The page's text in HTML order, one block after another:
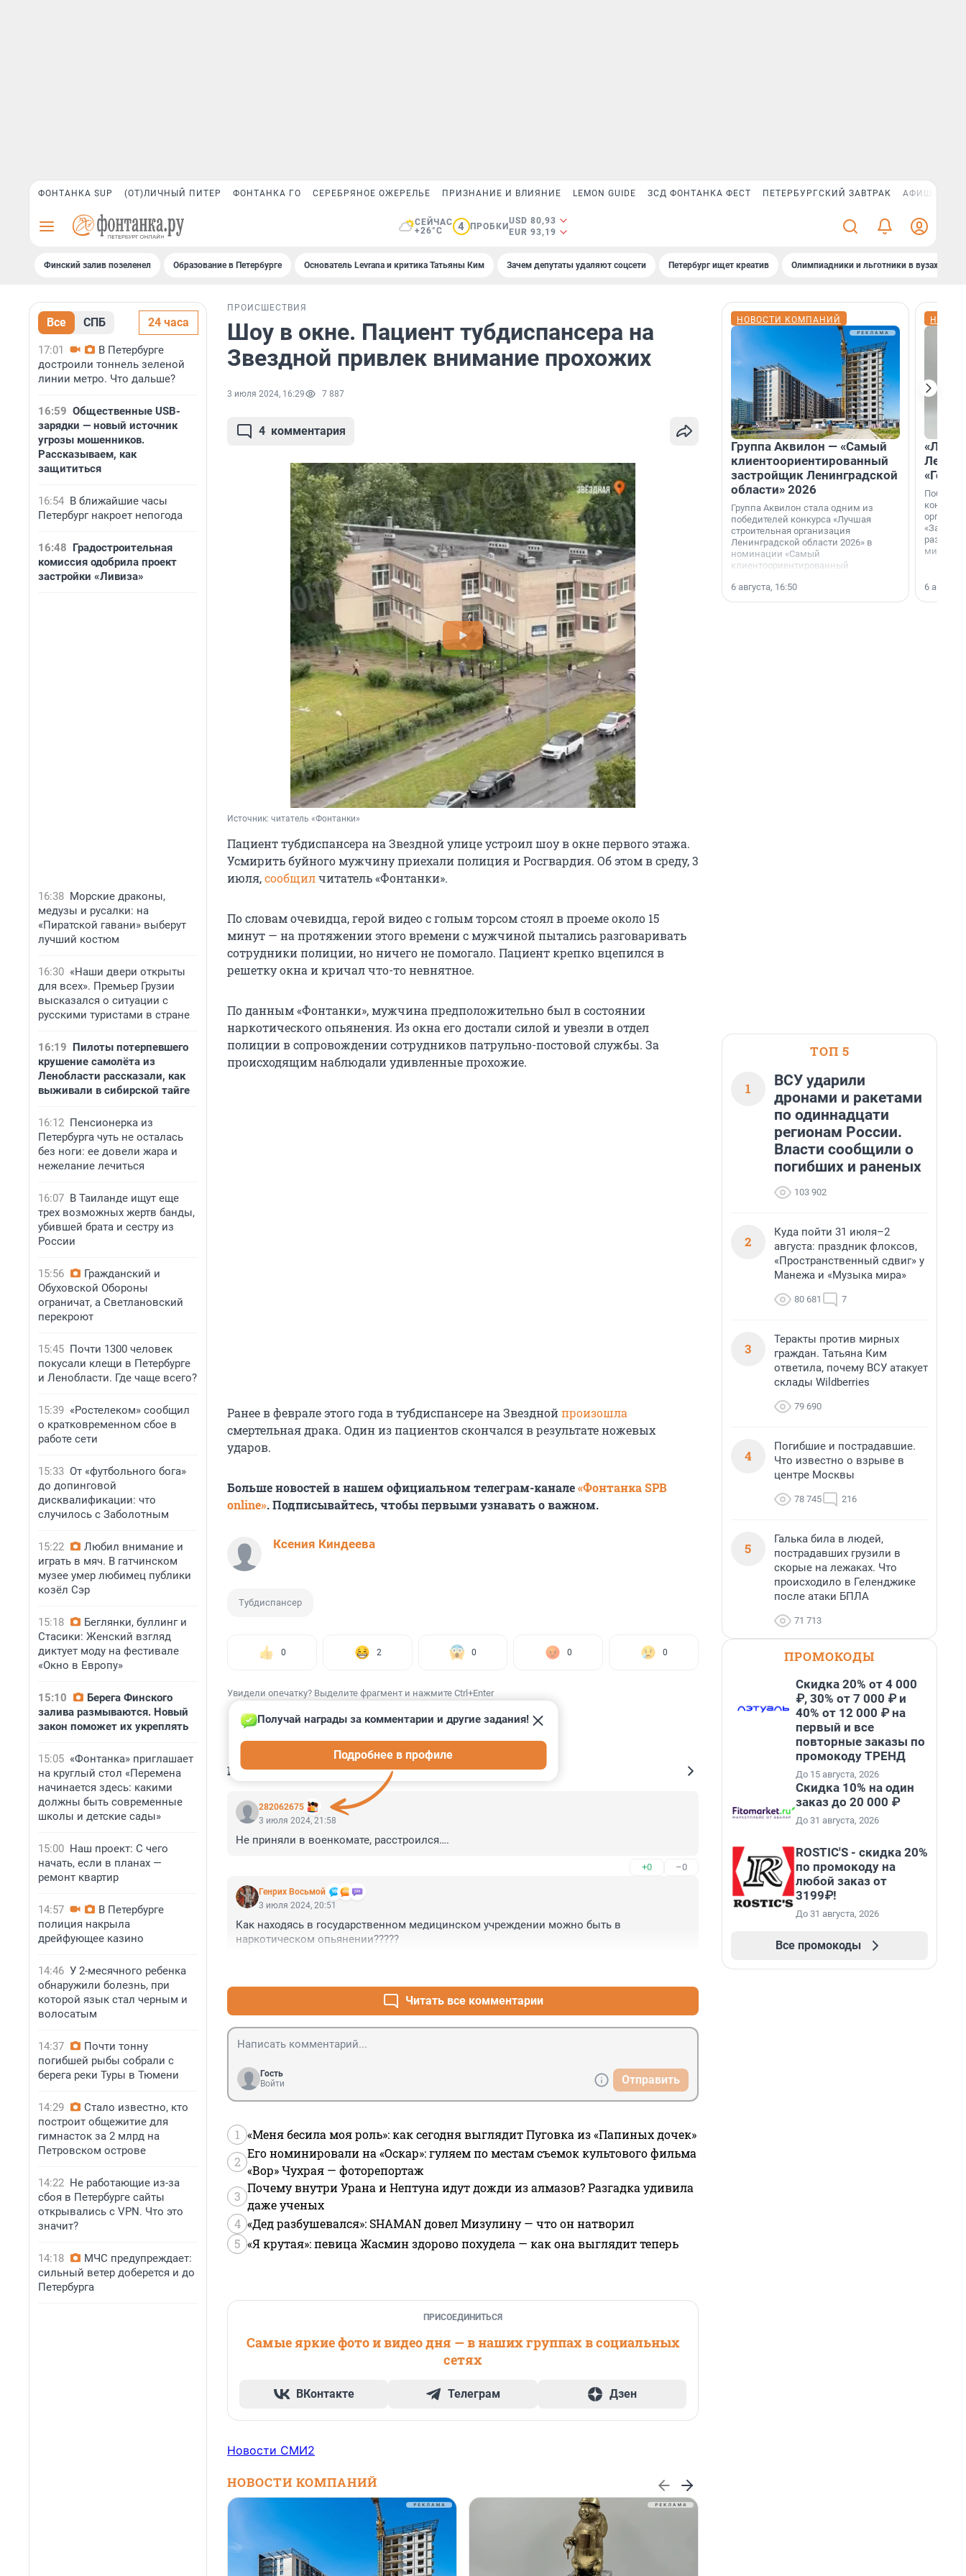
ФОНТАНКА SUP (ОТ)ЛИЧНЫЙ ПИТЕР ФОНТАНКА ГО СЕРЕБРЯНОЕ ОЖЕРЕЛЬЕ ПРИЗНАНИЕ И ВЛИЯНИЕ LEMON GUIDE ЗСД ФОНТАНКА ФЕСТ ПЕТЕРБУРГСКИЙ ЗАВТРАК АФИША PLUS
СЕЙЧАС
+26°C
4 ПРОБКИ
USD 80,93
EUR 93,19
Финский залив позеленел Образование в Петербурге Основатель Levrana и критика Татьяны Ким Зачем депутаты удаляют соцсети Петербург ищет креатив Олимпиадники и льготники в вузах СПб
Все СПБ 24 часа
17:01
В Петербурге
достроили тоннель зеленой
линии метро. Что дальше?
16:59 Общественные USB-
зарядки — новый источник
угрозы мошенников.
Рассказываем, как
защититься
16:54 В ближайшие часы
Петербург накроет непогода
16:48 Градостроительная
комиссия одобрила проект
застройки «Ливиза»
16:38 Морские драконы,
медузы и русалки: на
«Пиратской гавани» выберут
лучший костюм
16:30 «Наши двери открыты
для всех». Премьер Грузии
высказался о ситуации с
русскими туристами в стране
16:19 Пилоты потерпевшего
крушение самолёта из
Ленобласти рассказали, как
выживали в сибирской тайге
16:12 Пенсионерка из
Петербурга чуть не осталась
без ноги: ее довели жара и
нежелание лечиться
16:07 В Таиланде ищут еще
трех возможных жертв банды,
убившей брата и сестру из
России
15:56
Гражданский и
Обуховской Обороны
ограничат, а Светлановский
перекроют
15:45 Почти 1300 человек
покусали клещи в Петербурге
и Ленобласти. Где чаще всего?
15:39 «Ростелеком» сообщил
о кратковременном сбое в
работе сети
15:33 От «футбольного бога»
до допинговой
дисквалификации: что
случилось с Заболотным
15:22
Любил внимание и
играть в мяч. В гатчинском
музее умер любимец публики
козёл Сэр
15:18
Беглянки, буллинг и
Стасики: Женский взгляд
диктует моду на фестивале
«Окно в Европу»
15:10
Берега Финского
залива размываются. Новый
закон поможет их укреплять
15:05 «Фонтанка» приглашает
на круглый стол «Перемена
начинается здесь: какими
должны быть современные
школы и детские сады»
15:00 Наш проект: С чего
начать, если в планах —
ремонт квартир
14:57
В Петербурге
полиция накрыла
дрейфующее казино
14:46 У 2-месячного ребенка
обнаружили болезнь, при
которой язык стал черным и
волосатым
14:37
Почти тонну
погибшей рыбы собрали с
берега реки Туры в Тюмени
14:29
Стало известно, кто
построит общежитие для
гимнасток за 2 млрд на
Петровском острове
14:22 Не работающие из-за
сбоя в Петербурге сайты
открывались с VPN. Что это
значит?
14:18
МЧС предупреждает:
сильный ветер доберется и до
Петербурга
ПРОИСШЕСТВИЯ
Шоу в окне. Пациент тубдиспансера на
Звездной привлек внимание прохожих
3 июля 2024, 16:29 7 887
4 комментария
Источник: читатель «Фонтанки»
Пациент тубдиспансера на Звездной улице устроил шоу в окне первого этажа.
Усмирить буйного мужчину приехали полиция и Росгвардия. Об этом в среду, 3
июля,сообщилчитатель «Фонтанки».
По словам очевидца, герой видео с голым торсом стоял в проеме около 15
минут — на протяжении этого времени с мужчиной пытались разговаривать
сотрудники полиции, но ничего не помогало. Пациент крепко вцепился в
решетку окна и кричал что-то невнятное.
По данным «Фонтанки», мужчина предположительно был в состоянии
наркотического опьянения. Из окна его достали силой и увезли в отдел
полиции в сопровождении сотрудников патрульно-постовой службы. За
происходящим наблюдали удивленные прохожие.
Ранее в феврале этого года в тубдиспансере на Звезднойпроизошла
смертельная драка. Один из пациентов скончался в результате ножевых
ударов.
Больше новостей в нашем официальном телеграм-канале«Фонтанка SPB
online». Подписывайтесь, чтобы первыми узнавать о важном.
Ксения Киндеева
Тубдиспансер
0 2 0 0 0
Увидели опечатку? Выделите фрагмент и нажмите Ctrl+Enter
КОММЕНТАРИИ 4
282062675
Получай награды за комментарии и другие задания!
Подробнее в профиле
3 июля 2024, 21:58
Не приняли в военкомате, расстроился….
+0 –0
Генрих Восьмой
3 июля 2024, 20:51
Как находясь в государственном медицинском учреждении можно быть в
наркотическом опьянении?????
Читать все комментарии
Гость
Войти
Отправить
1 «Меня бесила моя роль»: как сегодня выглядит Пуговка из «Папиных дочек»
2
Его номинировали на «Оскар»: гуляем по местам съемок культового фильма
«Вор» Чухрая — фоторепортаж
3
Почему внутри Урана и Нептуна идут дожди из алмазов? Разгадка удивила
даже ученых
4 «Дед разбушевался»: SHAMAN довел Мизулину — что он натворил
5 «Я крутая»: певица Жасмин здорово похудела — как она выглядит теперь
ПРИСОЕДИНИТЬСЯ
Самые яркие фото и видео дня — в наших группах в социальных
сетях
ВКонтакте Телеграм Дзен
Новости СМИ2
НОВОСТИ КОМПАНИЙ
НОВОСТИ КОМПАНИЙ
Группа Аквилон — «Самый
клиентоориентированный
застройщик Ленинградской
области» 2026
Группа Аквилон стала одним из
победителей конкурса «Лучшая
строительная организация
Ленинградской области 2026» в
номинации «Самый
клиентоориентированный
области».
6 августа, 16:50
«За
6
ТОП 5
1
ВСУ ударили
дронами и ракетами
по одиннадцати
регионам России.
Власти сообщили о
погибших и раненых
103 902
2
Куда пойти 31 июля–2
августа: праздник флоксов,
«Пространственный сдвиг» у
Манежа и «Музыка мира»
80 681 7
3
Теракты против мирных
граждан. Татьяна Ким
ответила, почему ВСУ атакует
склады Wildberries
79 690
4
Погибшие и пострадавшие.
Что известно о взрыве в
центре Москвы
78 745 216
5
Галька била в людей,
пострадавших грузили в
скорые на лежаках. Что
происходило в Геленджике
после атаки БПЛА
71 713
ПРОМОКОДЫ
Скидка 20% от 4 000
₽, 30% от 7 000 ₽ и
40% от 12 000 ₽ на
первый и все
повторные заказы по
промокоду ТРЕНД
До 15 августа, 2026
Скидка 10% на один
заказ до 20 000 ₽
До 31 августа, 2026
ROSTIC'S - скидка 20%
по промокоду на
любой заказ от
3199₽!
До 31 августа, 2026
Все промокоды